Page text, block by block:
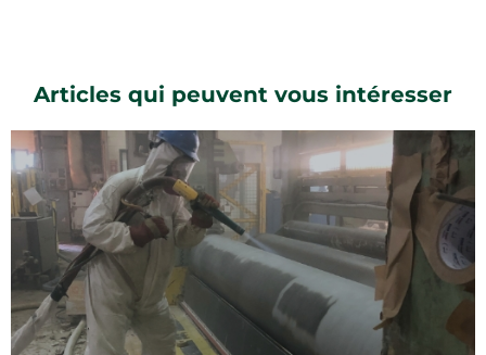
Articles qui peuvent vous intéresser